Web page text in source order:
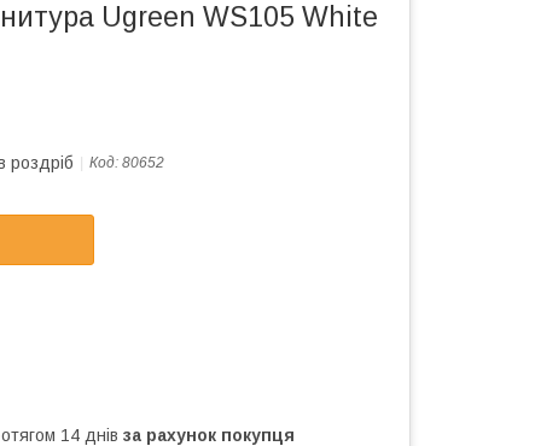
Ugreen WS105 White
роздріб Код: 80652
14 днів за рахунок покупця